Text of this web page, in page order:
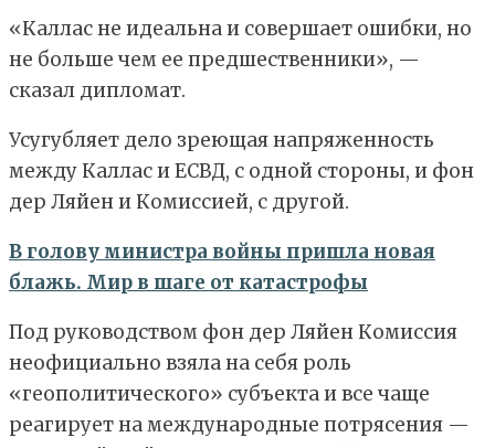
«Каллас не идеальна и совершает ошибки, но
не больше чем ее предшественники», —
сказал дипломат.
Усугубляет дело зреющая напряженность
между Каллас и ЕСВД, с одной стороны, и фон
дер Ляйен и Комиссией, с другой.
В голову министра войны пришла новая
блажь. Мир в шаге от катастрофы
Под руководством фон дер Ляйен Комиссия
неофициально взяла на себя роль
«геополитического» субъекта и все чаще
реагирует на международные потрясения —